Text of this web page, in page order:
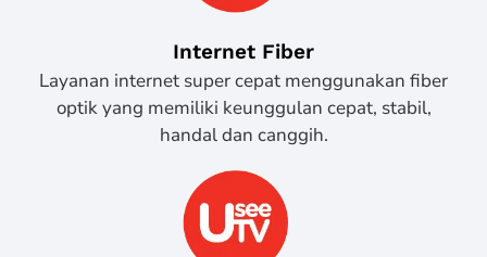
Internet Fiber
Layanan internet super cepat menggunakan fiber
optik yang memiliki keunggulan cepat, stabil,
handal dan canggih.